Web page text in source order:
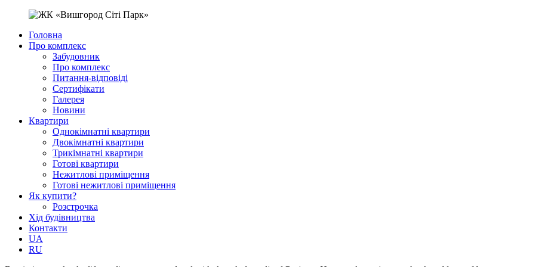
Головна
Про комплекс
Забудовник
Про комплекс
Питання-відповіді
Сертифікати
Галерея
Новини
Квартири
Однокімнатні квартири
Двокімнатні квартири
Трикімнатні квартири
Готові квартири
Нежитлові приміщення
Готові нежитлові приміщення
Як купити?
Розстрочка
Хід будівництва
Контакти
UA
RU